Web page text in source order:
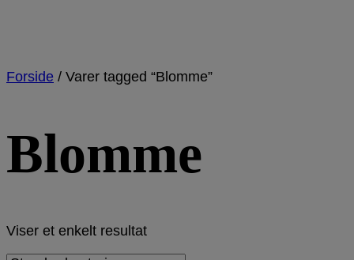
Forside / Varer tagged “Blomme”
Blomme
Viser et enkelt resultat